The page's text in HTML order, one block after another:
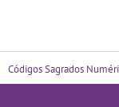
Códigos Sagrados